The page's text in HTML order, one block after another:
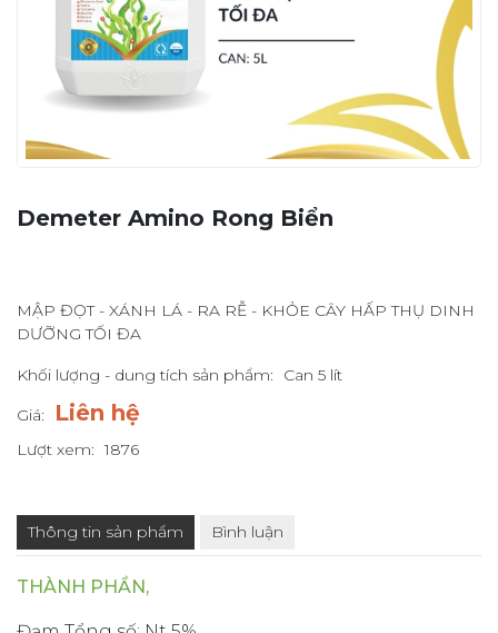
Demeter Amino Rong Biển
MẬP ĐỌT - XÁNH LÁ - RA RỄ - KHỎE CÂY HẤP THỤ DINH
DƯỠNG TỐI ĐA
Khối lượng - dung tích sản phẩm:
Can 5 lít
Giá:
Liên hệ
Lượt xem: 1876
Thông tin sản phẩm Bình luận
THÀNH PHẦN,